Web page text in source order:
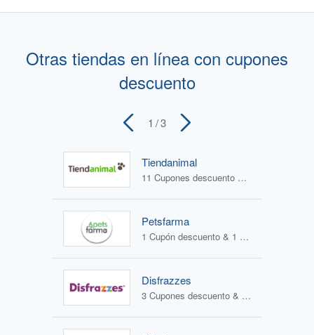
Otras tiendas en línea con cupones
descuento
1 / 3
Tiendanimal
11 Cupones descuento & 0 Ofertas
Petsfarma
1 Cupón descuento & 1 Oferta
Disfrazzes
3 Cupones descuento & 2 Ofertas